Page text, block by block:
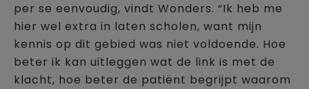
per se eenvoudig, vindt Wonders. “Ik heb me
hier wel extra in laten scholen, want mijn
kennis op dit gebied was niet voldoende. Hoe
beter ik kan uitleggen wat de link is met de
klacht, hoe beter de patiënt begrijpt waarom